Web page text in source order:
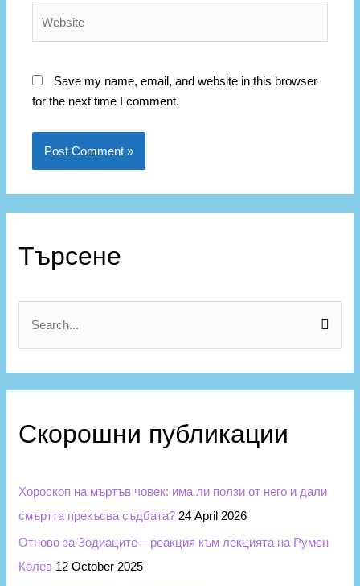
Save my name, email, and website in this browser
for the next time I comment.
Търсене
Скорошни публикации
Хороскоп на мъртъв човек: има ли ползи от него и дали
смъртта прекъсва съдбата? 24 April 2026
Отново за Зодиаците – реакция към лекцията на Румен
Колев 12 October 2025